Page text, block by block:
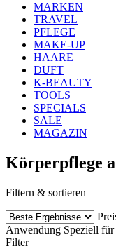
MARKEN
TRAVEL
PFLEGE
MAKE-UP
HAARE
DUFT
K-BEAUTY
TOOLS
SPECIALS
SALE
MAGAZIN
Körperpflege
Filtern & sortieren
Anwendung Speziell für
Filter